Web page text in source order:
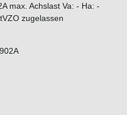
max. Achslast Va: - Ha: -
zugelassen